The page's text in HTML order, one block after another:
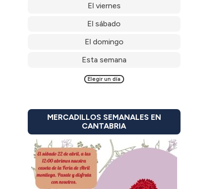
El viernes
El sábado
El domingo
Esta semana
Elegir un día
MERCADILLOS SEMANALES EN
CANTABRIA